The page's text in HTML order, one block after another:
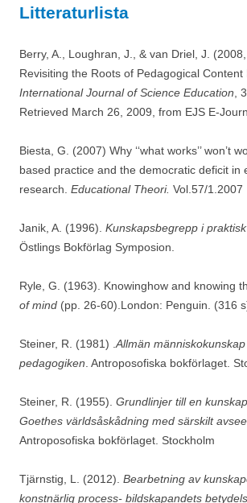
Litteraturlista
Berry, A., Loughran, J., & van Driel, J. (2008,
Revisiting the Roots of Pedagogical Content
International Journal of Science Education ,
Retrieved March 26, 2009, from EJS E-
Biesta, G. (2007) Why ‘‘what works’’ won’t
based practice and the democratic deficit in
research. Educational Theori. Vol.57/1.2007
Janik, A. (1996). Kunskapsbegrepp i
Östlings Bokförlag Symposion.
Ryle, G. (1963). Knowinghow and knowing
of mind (pp. 26-60).London: Penguin. (316
Steiner, R. (1981) . Allmän
pedagogiken . Antroposofiska bokförlaget.
Steiner, R. (1955). Grundlinjer till en
Goethes världsåskådning med särskilt
Antroposofiska bokförlaget. Stockholm
Tjärnstig, L. (2012). Bearbetning av
konstnärlig process- bildskapandets